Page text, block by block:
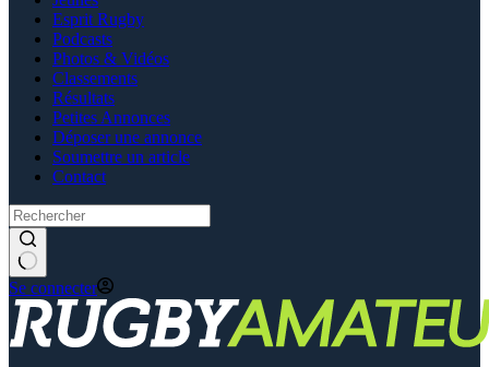
Esprit Rugby
Podcasts
Photos & Vidéos
Classements
Résultats
Petites Annonces
Déposer une annonce
Soumettre un article
Contact
Se connecter